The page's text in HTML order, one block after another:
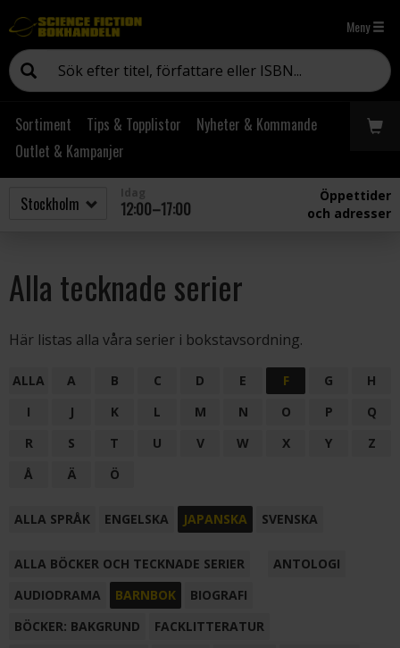
Meny
Sortiment Tips & Topplistor
Nyheter & Kommande
Outlet & Kampanjer
12:00–17:00
Öppettider
och adresser
Alla tecknade serier
Här listas alla våra serier i bokstavsordning.
ALLA A B C D E F G
H
I
J K L M N O P
Q
R
S T U V W X Y
Z
Å
Ä Ö
ALLA SPRÅK ENGELSKA JAPANSKA SVENSKA
ALLA BÖCKER OCH TECKNADE SERIER
ANTOLOGI
AUDIODRAMA
BARNBOK
BIOGRAFI
BÖCKER: BAKGRUND
FACKLITTERATUR